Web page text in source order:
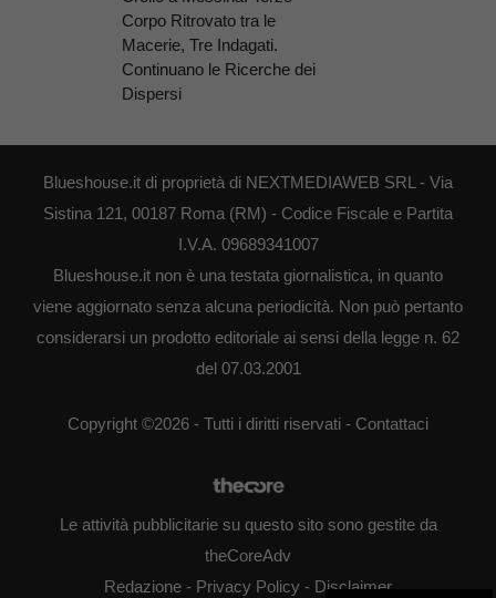
Corpo Ritrovato tra le
Macerie, Tre Indagati.
Continuano le Ricerche dei
Dispersi
Blueshouse.it di proprietà di NEXTMEDIAWEB SRL - Via
Sistina 121, 00187 Roma (RM) - Codice Fiscale e Partita
I.V.A. 09689341007
Blueshouse.it non è una testata giornalistica, in quanto
viene aggiornato senza alcuna periodicità. Non può pertanto
considerarsi un prodotto editoriale ai sensi della legge n. 62
del 07.03.2001
Copyright ©2026 - Tutti i diritti riservati - Contattaci
Le attività pubblicitarie su questo sito sono gestite da
theCoreAdv
Redazione - Privacy Policy - Disclaimer